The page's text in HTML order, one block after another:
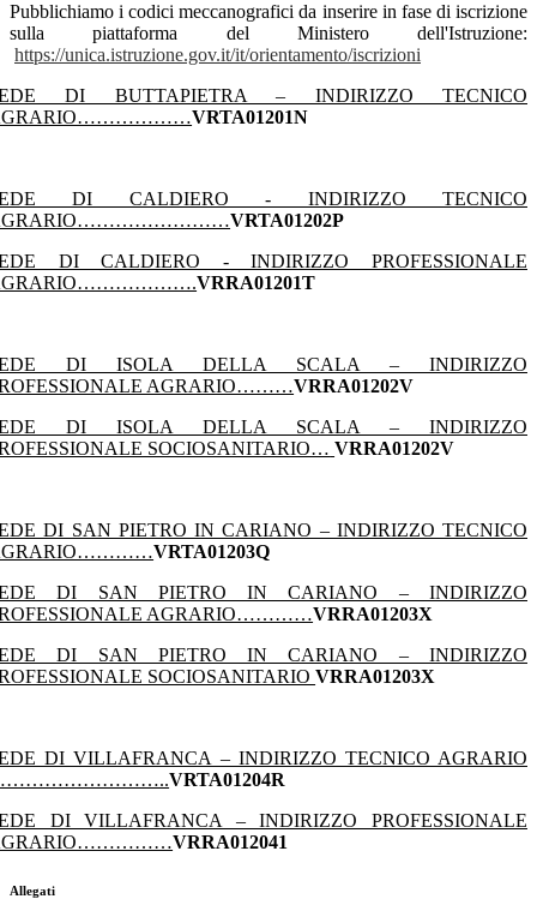
Pubblichiamo i codici meccanografici da inserire in fase di iscrizione
sulla piattaforma del Ministero dell'Istruzione:
https://unica.istruzione.gov.it/it/orientamento/iscrizioni
DI BUTTAPIETRA – INDIRIZZO TECNICO
VRTA01201N
DI CALDIERO - INDIRIZZO TECNICO
VRTA01202P
DI CALDIERO - INDIRIZZO PROFESSIONALE
VRRA01201T
DI ISOLA DELLA SCALA – INDIRIZZO
AGRARIO………VRRA01202V
DI ISOLA DELLA SCALA – INDIRIZZO
SOCIOSANITARIO… VRRA01202V
DI SAN PIETRO IN CARIANO – INDIRIZZO TECNICO
VRTA01203Q
DI SAN PIETRO IN CARIANO – INDIRIZZO
AGRARIO…………VRRA01203X
DI SAN PIETRO IN CARIANO – INDIRIZZO
SOCIOSANITARIOVRRA01203X
DI VILLAFRANCA – INDIRIZZO TECNICO AGRARIO
VRTA01204R
DI VILLAFRANCA – INDIRIZZO PROFESSIONALE
VRRA012041
Allegati